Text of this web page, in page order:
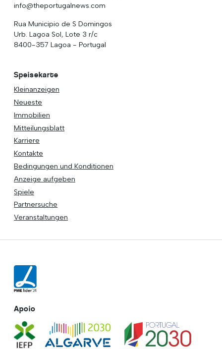
info@theportugalnews.com
Rua Municipio de S Domingos
Urb. Lagoa Sol, Lote 3 r/c
8400-357 Lagoa - Portugal
Speisekarte
Kleinanzeigen
Neueste
Immobilien
Mitteilungsblatt
Karriere
Kontakte
Bedingungen und Konditionen
Anzeige aufgeben
Spiele
Partnersuche
Veranstaltungen
Apoio